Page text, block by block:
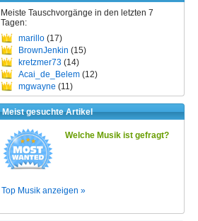
Meiste Tauschvorgänge in den letzten 7
Tagen:
marillo (17)
BrownJenkin (15)
kretzmer73 (14)
Acai_de_Belem (12)
mgwayne (11)
Meist gesuchte Artikel
Welche Musik ist gefragt?
Top Musik anzeigen »